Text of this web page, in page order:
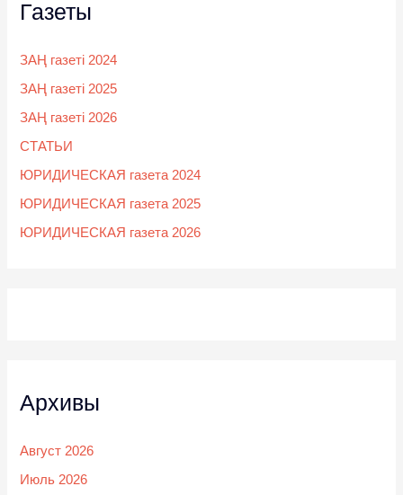
Газеты
ЗАҢ газеті 2024
ЗАҢ газеті 2025
ЗАҢ газеті 2026
СТАТЬИ
ЮРИДИЧЕСКАЯ газета 2024
ЮРИДИЧЕСКАЯ газета 2025
ЮРИДИЧЕСКАЯ газета 2026
Архивы
Август 2026
Июль 2026